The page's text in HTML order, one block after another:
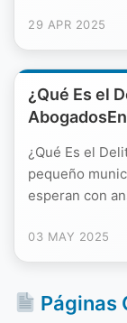
29 APR 2025
¿Qué Es el
¿Qué Es el
pequeño
esperan con
03 MAY 2025
Páginas